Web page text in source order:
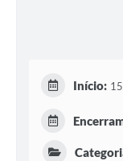
Início: